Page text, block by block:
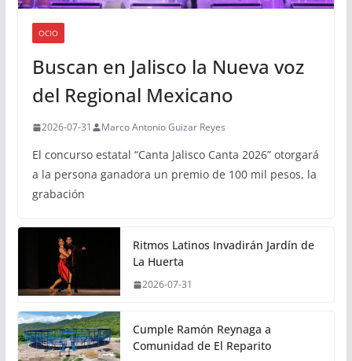
OCIO
Buscan en Jalisco la Nueva voz
del Regional Mexicano
2026-07-31 Marco Antonio Guizar Reyes
El concurso estatal “Canta Jalisco Canta 2026” otorgará
a la persona ganadora un premio de 100 mil pesos, la
grabación
Ritmos Latinos Invadirán Jardín de
La Huerta
2026-07-31
Cumple Ramón Reynaga a
Comunidad de El Reparito